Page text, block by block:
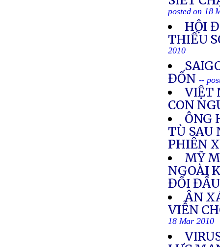
posted on 18
HỘI
THIẾU
2010
ĐỐN --
VIỆT
CON
ÔNG
TÙ SAU
PHIÊN
MỸ
NGOÀI
ĐỐI
ÂN
VIỄN
18 Mar 2010